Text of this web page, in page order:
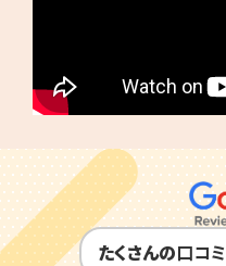
たくさんの口コミ